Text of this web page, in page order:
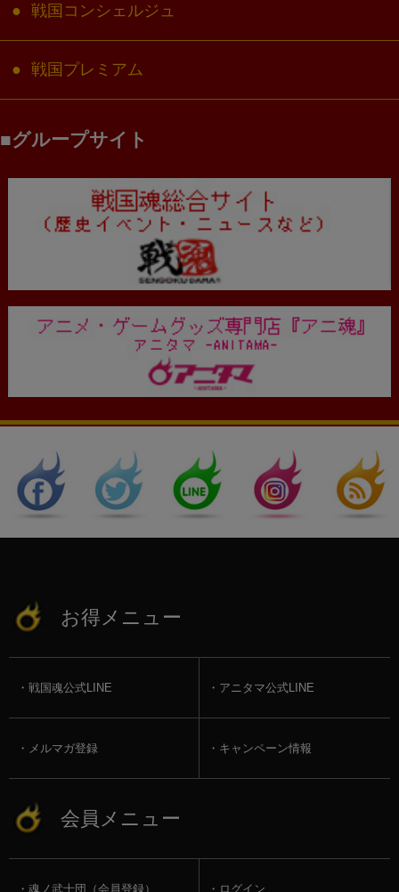
戦国コンシェルジュ
戦国プレミアム
グループサイト
お得メニュー
戦国魂公式LINE アニタマ公式LINE
メルマガ登録 キャンペーン情報
会員メニュー
魂ノ武士団（会員登録） ログイン